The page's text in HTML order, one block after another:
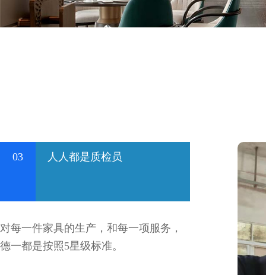
03 人人都是质检员
对每一件家具的生产，和每一项服务，
德一都是按照5星级标准。